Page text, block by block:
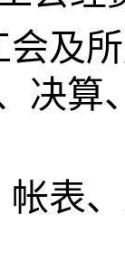
及
决算
表